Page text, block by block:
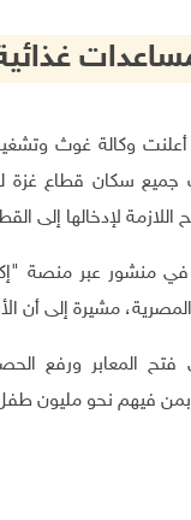
غذائية تكفي غزة لـ3
19-7-2025 وفا- أعلنت وكالة
اللازمة لإدخالها إلى
في منشور عبر منصة
مشيرة إلى أن
فتح المعابر ورفع
بمن فيهم نحو مليون